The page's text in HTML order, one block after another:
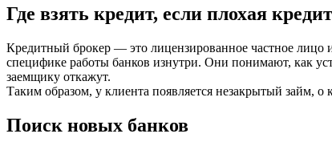
Где взять кредит, если плохая
Кредитный брокер — это лицензированное частное
специфике работы банков изнутри. Они понимают, как
заемщику откажут.
Таким образом, у клиента появляется незакрытый займ, о
Поиск новых банков